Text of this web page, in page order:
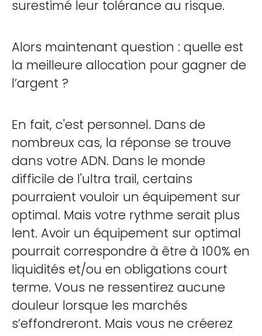
surestimé leur tolérance au risque.
Alors maintenant question : quelle est
la meilleure allocation pour gagner de
l’argent ?
En fait, c'est personnel. Dans de
nombreux cas, la réponse se trouve
dans votre ADN. Dans le monde
difficile de l'ultra trail, certains
pourraient vouloir un équipement sur
optimal. Mais votre rythme serait plus
lent. Avoir un équipement sur optimal
pourrait correspondre à être à 100% en
liquidités et/ou en obligations court
terme. Vous ne ressentirez aucune
douleur lorsque les marchés
s’effondreront. Mais vous ne créerez